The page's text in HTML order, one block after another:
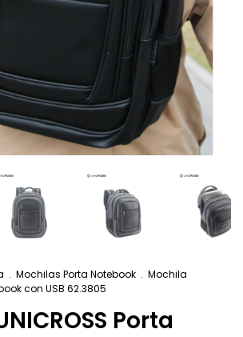
. Mochilas Porta Notebook . Mochila
con USB 62.3805
Porta